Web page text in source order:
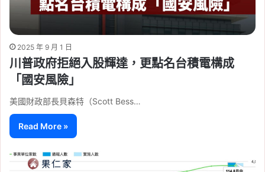
2025 年 9 月 1 日
川普政府拒絕入股輝達，更點名台積電構成
「國安風險」
美國財政部長貝森特（Scott Bess…
Read More »